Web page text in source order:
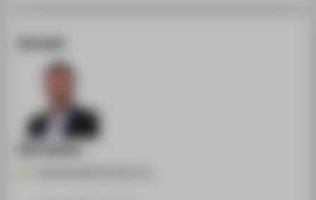
Kontakt
Ralf Weller